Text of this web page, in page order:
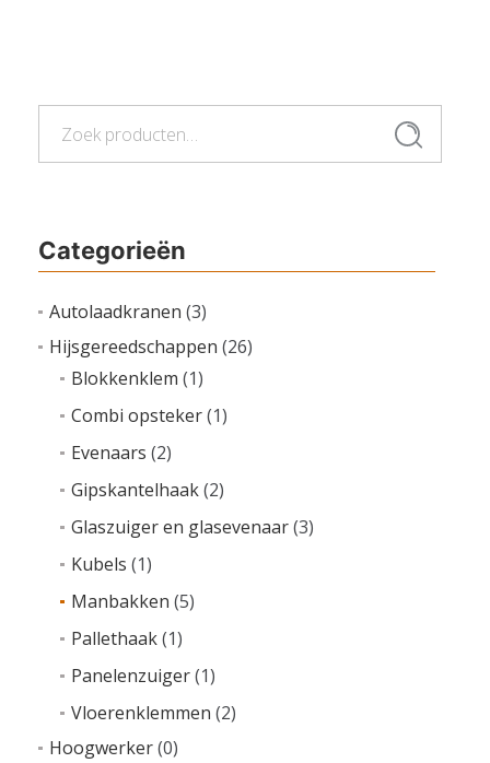
naar:
Zoeken
Categorieën
Autolaadkranen (3)
Hijsgereedschappen (26)
Blokkenklem (1)
Combi opsteker(1)
Evenaars (2)
Gipskantelhaak(2)
Glaszuiger en glasevenaar(3)
Kubels (1)
Manbakken (5)
Pallethaak(1)
Panelenzuiger(1)
Vloerenklemmen (2)
Hoogwerker(0)